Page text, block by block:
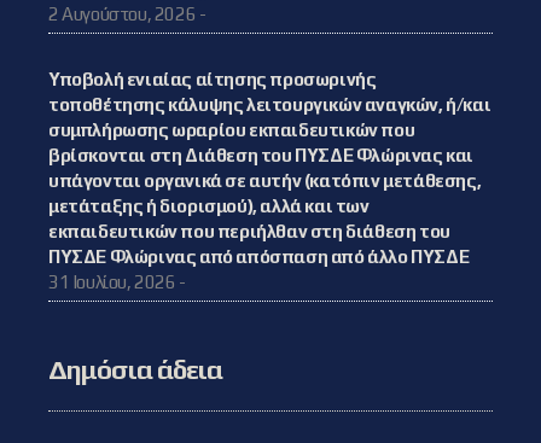
2 Αυγούστου, 2026 -
Υποβολή ενιαίας αίτησης προσωρινής
τοποθέτησης κάλυψης λειτουργικών αναγκών, ή/και
συμπλήρωσης ωραρίου εκπαιδευτικών που
βρίσκονται στη Διάθεση του ΠΥΣΔΕ Φλώρινας και
υπάγονται οργανικά σε αυτήν (κατόπιν μετάθεσης,
μετάταξης ή διορισμού), αλλά και των
εκπαιδευτικών που περιήλθαν στη διάθεση του
ΠΥΣΔΕ Φλώρινας από απόσπαση από άλλο ΠΥΣΔΕ
31 Ιουλίου, 2026 -
Δημόσια άδεια